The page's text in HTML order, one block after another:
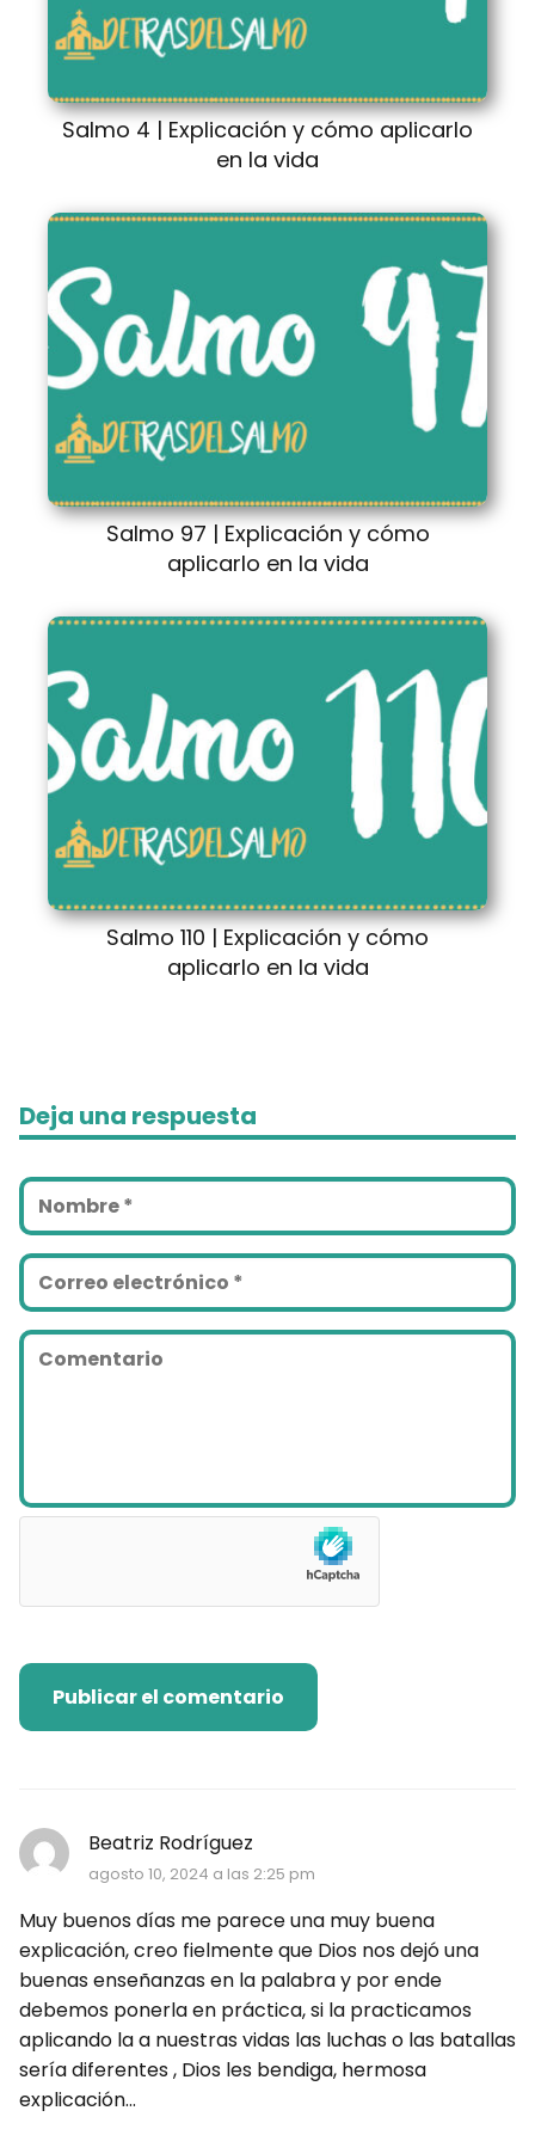
Salmo 4 | Explicación y cómo aplicarlo
en la vida
Salmo 97 | Explicación y cómo
aplicarlo en la vida
Salmo 110 | Explicación y cómo
aplicarlo en la vida
Beatriz Rodríguez
agosto 10, 2024 a las 2:25 pm
Muy buenos días me parece una muy buena
explicación, creo fielmente que Dios nos dejó una
buenas enseñanzas en la palabra y por ende
debemos ponerla en práctica, si la practicamos
aplicando la a nuestras vidas las luchas o las batallas
sería diferentes , Dios les bendiga, hermosa
explicación...
Deja una respuesta